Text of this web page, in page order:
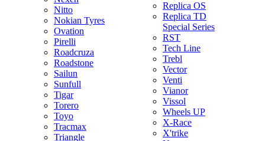
Nitto
Nokian Tyres
Ovation
Pirelli
Roadcruza
Roadstone
Sailun
Sunfull
Tigar
Torero
Toyo
Tracmax
Triangle
Replica OS
Replica TD
Special Series
RST
Tech Line
Trebl
Vector
Venti
Vianor
Vissol
Wheels UP
X-Race
X'trike